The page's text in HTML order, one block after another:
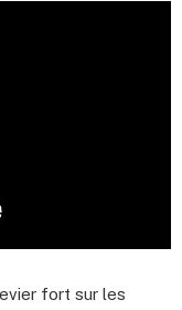
fort sur les